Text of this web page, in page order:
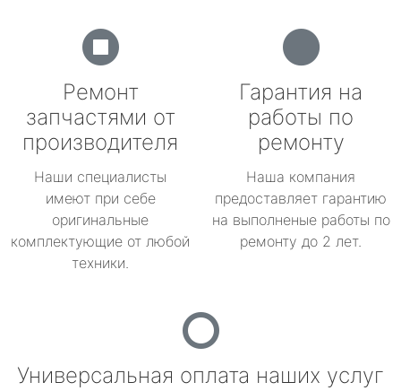
Ремонт
запчастями от
производителя
Наши специалисты
имеют при себе
оригинальные
комплектующие от любой
техники.
Гарантия на
работы по
ремонту
Наша компания
предоставляет гарантию
на выполненые работы по
ремонту до 2 лет.
Универсальная оплата наших услуг